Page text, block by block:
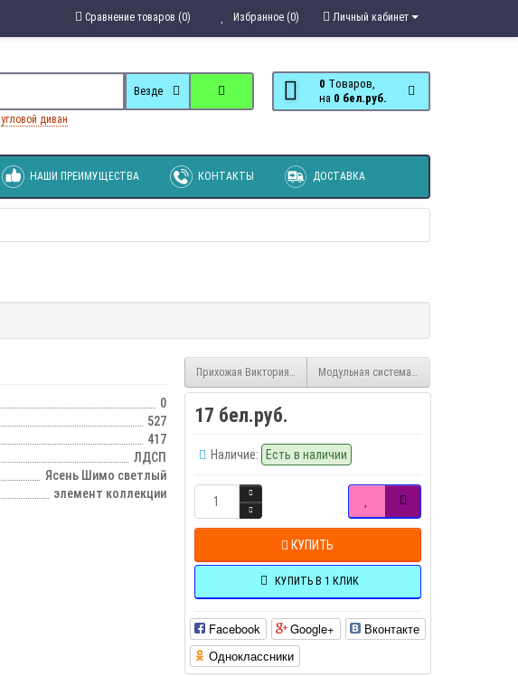
Личный кабинет
Избранное (0)
Сравнение товаров (0)
0 Tоваров,
на
0 бел.руб.
Везде
угловой диван
НАШИ ПРЕИМУЩЕСТВА КОНТАКТЫ ДОСТАВКА
0
527
417
ЛДСП
Ясень Шимо светлый
элемент коллекции
Прихожая Виктория стеллажМодульная система Светлана - Стеллаж
17 бел.руб.
Наличие: Есть в наличии
КУПИТЬ
КУПИТЬ В 1 КЛИК
Facebook Google+
Вконтакте
Одноклассники